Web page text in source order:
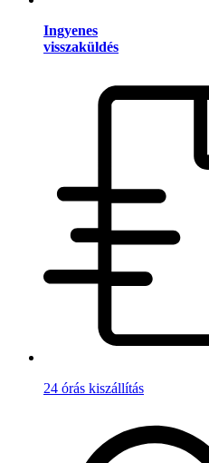
Ingyenes
visszaküldés
24 órás kiszállítás